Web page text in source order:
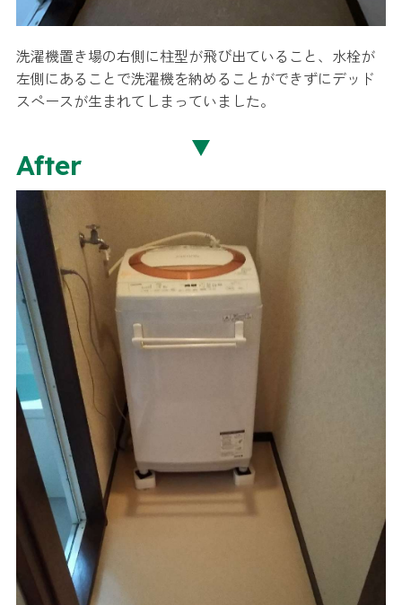
洗濯機置き場の右側に柱型が飛び出ていること、水栓が
左側にあることで洗濯機を納めることができずにデッド
スペースが生まれてしまっていました。
After